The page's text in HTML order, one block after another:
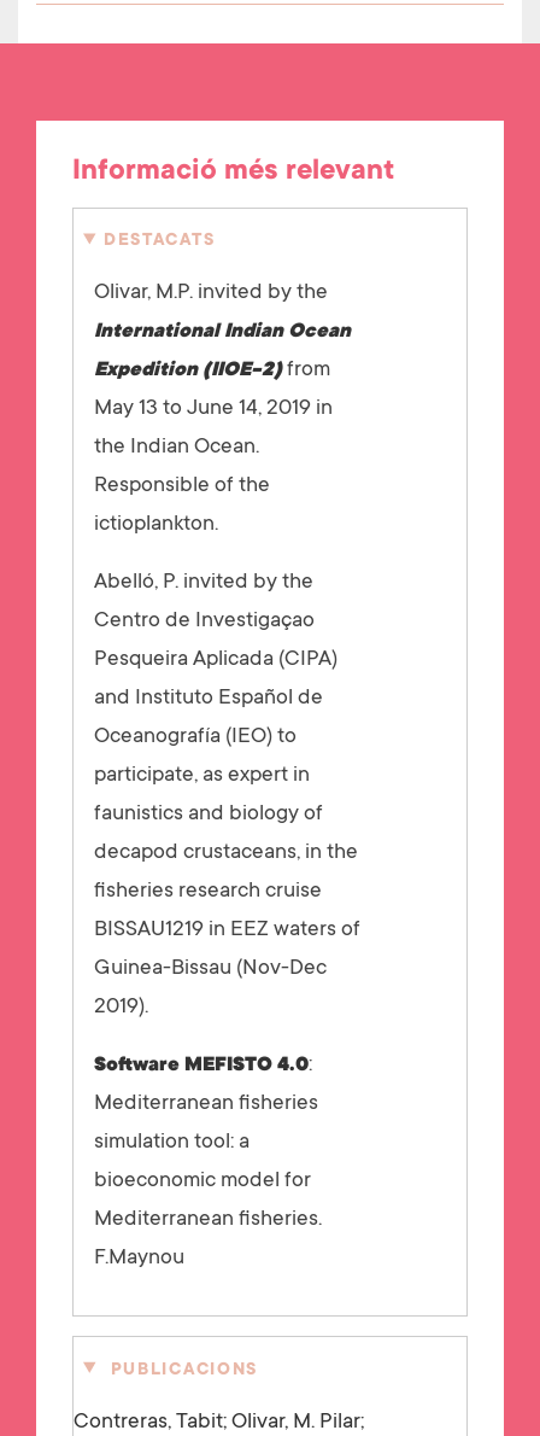
Informació més relevant
DESTACATS
Olivar, M.P. invited by the
International Indian Ocean
Expedition (IIOE-2) from
May 13 to June 14, 2019 in
the Indian Ocean.
Responsible of the
ictioplankton.
Abelló, P. invited by the
Centro de Investigaçao
Pesqueira Aplicada (CIPA)
and Instituto Español de
Oceanografía (IEO) to
participate, as expert in
faunistics and biology of
decapod crustaceans, in the
fisheries research cruise
BISSAU1219 in EEZ waters of
Guinea-Bissau (Nov-Dec
2019).
Software MEFISTO 4.0:
Mediterranean fisheries
simulation tool: a
bioeconomic model for
Mediterranean fisheries.
F.Maynou
PUBLICACIONS
Contreras, Tabit; Olivar, M. Pilar;